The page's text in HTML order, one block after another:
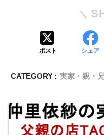
ポスト シェア
CATEGORY : 実家・親・